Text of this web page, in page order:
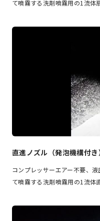
て噴霧する洗剤噴霧用の1流体
直進ノズル（発泡機構付き
コンプレッサーエアー不要、
て噴霧する洗剤噴霧用の1流体